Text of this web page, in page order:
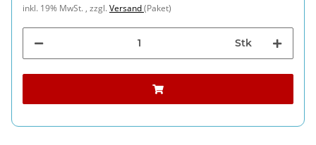
inkl. 19% MwSt. , zzgl.Versand(Paket)
Stk